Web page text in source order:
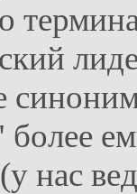
более
нас